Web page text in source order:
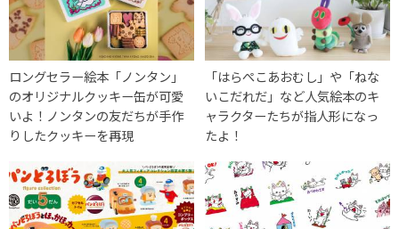
ロングセラー絵本「ノンタン」
のオリジナルクッキー缶が可愛
いよ！ノンタンの友だちが手作
りしたクッキーを再現
「はらぺこあおむし」や「ねな
いこだれだ」など人気絵本のキ
ャラクターたちが指人形になっ
たよ！